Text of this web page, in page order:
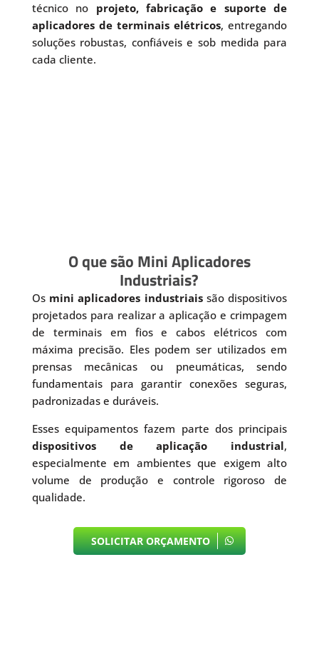
técnico no projeto, fabricação e suporte de
aplicadores de terminais elétricos, entregando
soluções robustas, confiáveis e sob medida para
cada cliente.
O que são Mini Aplicadores
Industriais?
Os mini aplicadores industriaissão dispositivos
projetados para realizar a aplicação e crimpagem
de terminais em fios e cabos elétricos com
máxima precisão. Eles podem ser utilizados em
prensas mecânicas ou pneumáticas, sendo
fundamentais para garantir conexões seguras,
padronizadas e duráveis.
Esses equipamentos fazem parte dos principais
dispositivos de aplicação industrial,
especialmente em ambientes que exigem alto
volume de produção e controle rigoroso de
qualidade.
SOLICITAR ORÇAMENTO